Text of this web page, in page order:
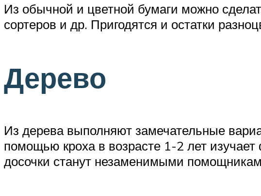
Из обычной и цветной бумаги можно
сортеров и др. Пригодятся и остатки
Дерево
Из дерева выполняют замечательные
помощью кроха в возрасте 1-2 лет
досочки станут незаменимыми